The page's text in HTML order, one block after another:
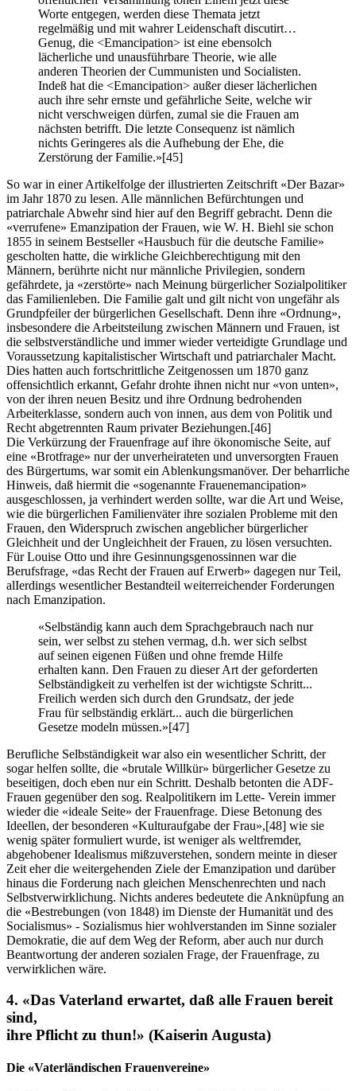
Worte entgegen, werden diese Themata jetzt
regelmäßig und mit wahrer Leidenschaft discutirt…
Genug, die <Emancipation> ist eine ebensolch
lächerliche und unausführbare Theorie, wie alle
anderen Theorien der Cummunisten und Socialisten.
Indeß hat die <Emancipation> außer dieser lächerlichen
auch ihre sehr ernste und gefährliche Seite, welche wir
nicht verschweigen dürfen, zumal sie die Frauen am
nächsten betrifft. Die letzte Consequenz ist nämlich
nichts Geringeres als die Aufhebung der Ehe, die
Zerstörung der Familie.»[45]
So war in einer Artikelfolge der illustrierten Zeitschrift «Der Bazar»
im Jahr 1870 zu lesen. Alle männlichen Befürchtungen und
patriarchale Abwehr sind hier auf den Begriff gebracht. Denn die
«verrufene» Emanzipation der Frauen, wie W. H. Biehl sie schon
1855 in seinem Bestseller «Hausbuch für die deutsche Familie»
gescholten hatte, die wirkliche Gleichberechtigung mit den
Männern, berührte nicht nur männliche Privilegien, sondern
gefährdete, ja «zerstörte» nach Meinung bürgerlicher Sozialpolitiker
das Familienleben. Die Familie galt und gilt nicht von ungefähr als
Grundpfeiler der bürgerlichen Gesellschaft. Denn ihre «Ordnung»,
insbesondere die Arbeitsteilung zwischen Männern und Frauen, ist
die selbstverständliche und immer wieder verteidigte Grundlage und
Voraussetzung kapitalistischer Wirtschaft und patriarchaler Macht.
Dies hatten auch fortschrittliche Zeitgenossen um 1870 ganz
offensichtlich erkannt, Gefahr drohte ihnen nicht nur «von unten»,
von der ihren neuen Besitz und ihre Ordnung bedrohenden
Arbeiterklasse, sondern auch von innen, aus dem von Politik und
Recht abgetrennten Raum privater Beziehungen.[46]
Die Verkürzung der Frauenfrage auf ihre ökonomische Seite, auf
eine «Brotfrage» nur der unverheirateten und unversorgten Frauen
des Bürgertums, war somit ein Ablenkungsmanöver. Der beharrliche
Hinweis, daß hiermit die «sogenannte Frauenemancipation»
ausgeschlossen, ja verhindert werden sollte, war die Art und Weise,
wie die bürgerlichen Familienväter ihre sozialen Probleme mit den
Frauen, den Widerspruch zwischen angeblicher bürgerlicher
Gleichheit und der Ungleichheit der Frauen, zu lösen versuchten.
Für Louise Otto und ihre Gesinnungsgenossinnen war die
Berufsfrage, «das Recht der Frauen auf Erwerb» dagegen nur Teil,
alIerdings wesentlicher Bestandteil weiterreichender Forderungen
nach Emanzipation.
«Selbständig kann auch dem Sprachgebrauch nach nur
sein, wer selbst zu stehen vermag, d.h. wer sich selbst
auf seinen eigenen Füßen und ohne fremde Hilfe
erhalten kann. Den Frauen zu dieser Art der geforderten
Selbständigkeit zu verhelfen ist der wichtigste Schritt...
Freilich werden sich durch den Grundsatz, der jede
Frau für selbständig erklärt... auch die bürgerlichen
Gesetze modeln müssen.»[47]
Berufliche Selbständigkeit war also ein wesentlicher Schritt, der
sogar helfen sollte, die «brutale Willkür» bürgerlicher Gesetze zu
beseitigen, doch eben nur ein Schritt. Deshalb betonten die ADF-
Frauen gegenüber den sog. Realpolitikern im Lette- Verein immer
wieder die «ideale Seite» der Frauenfrage. Diese Betonung des
Ideellen, der besonderen «Kulturaufgabe der Frau»,[48] wie sie
wenig später formuliert wurde, ist weniger als weltfremder,
abgehobener Idealismus mißzuverstehen, sondern meinte in dieser
Zeit eher die weitergehenden Ziele der Emanzipation und darüber
hinaus die Forderung nach gleichen Menschenrechten und nach
Selbstverwirklichung. Nichts anderes bedeutete die Anknüpfung an
die «Bestrebungen (von 1848) im Dienste der Humanität und des
Socialismus» - Sozialismus hier wohlverstanden im Sinne sozialer
Demokratie, die auf dem Weg der Reform, aber auch nur durch
Beantwortung der anderen sozialen Frage, der Frauenfrage, zu
verwirklichen wäre.
4. «Das Vaterland erwartet, daß alle Frauen bereit
sind,
ihre Pflicht zu thun!» (Kaiserin Augusta)
Die «Vaterländischen Frauenvereine»